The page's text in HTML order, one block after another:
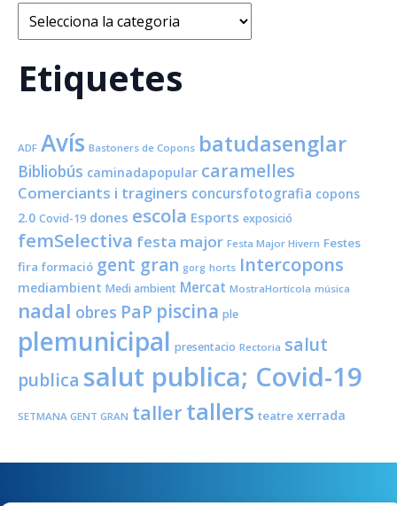
Categories
Etiquetes
ADF Avís Bastoners de Copons batudasenglar
Bibliobús caminadapopular caramelles
Comerciants i traginers concursfotografia copons
2.0 Covid-19 dones escola Esports exposició
femSelectiva festa major Festa Major Hivern Festes
fira formació gent gran gorg horts Intercopons
mediambient Medi ambient Mercat MostraHortícola música
nadal obres PaP piscina ple
plemunicipal presentacio Rectoria salut
publica salut publica; Covid-19
SETMANA GENT GRAN taller tallers teatre xerrada